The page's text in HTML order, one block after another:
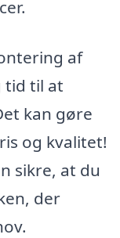
af
tid til at
kan gøre
og kvalitet!
sikre, at du
der